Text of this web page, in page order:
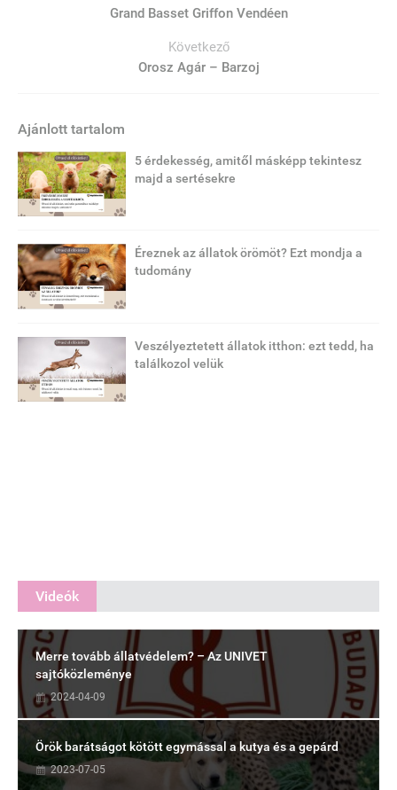
Grand Basset Griffon Vendéen
Következő
Orosz Agár – Barzoj
Ajánlott tartalom
5 érdekesség, amitől másképp tekintesz
majd a sertésekre
Éreznek az állatok örömöt? Ezt mondja a
tudomány
Veszélyeztetett állatok itthon: ezt tedd, ha
találkozol velük
Videók
Merre tovább állatvédelem? – Az UNIVET
sajtóközleménye
2024-04-09
Örök barátságot kötött egymással a kutya és a gepárd
2023-07-05